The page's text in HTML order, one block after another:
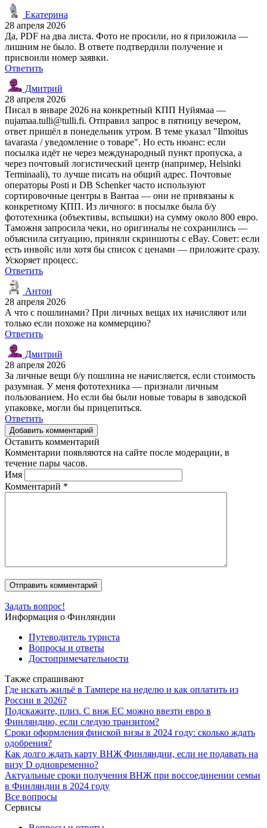
Екатерина
28 апреля 2026
Да, PDF на два листа. Фото не просили, но я приложила —
лишним не было. В ответе подтвердили получение и
присвоили номер заявки.
Ответить
Дмитрий
28 апреля 2026
Писал в январе 2026 на конкретный КПП Нуйямаа —
nujamaa.tulli@tulli.fi. Отправил запрос в пятницу вечером,
ответ пришёл в понедельник утром. В теме указал "Ilmoitus
tavarasta / уведомление о товаре". Но есть нюанс: если
посылка идёт не через международный пункт пропуска, а
через почтовый логистический центр (например, Helsinki
Terminaali), то лучше писать на общий адрес. Почтовые
операторы Posti и DB Schenker часто используют
сортировочные центры в Вантаа — они не привязаны к
конкретному КПП. Из личного: в посылке была б/у
фототехника (объективы, вспышки) на сумму около 800 евро.
Таможня запросила чеки, но оригиналы не сохранились —
объяснила ситуацию, приняли скриншоты с eBay. Совет: если
есть инвойс или хотя бы список с ценами — приложите сразу.
Ускоряет процесс.
Ответить
Антон
28 апреля 2026
А что с пошлинами? При личных вещах их начисляют или
только если похоже на коммерцию?
Ответить
Дмитрий
28 апреля 2026
За личные вещи б/у пошлина не начисляется, если стоимость
разумная. У меня фототехника — признали личным
пользованием. Но если бы были новые товары в заводской
упаковке, могли бы прицепиться.
Ответить
Добавить комментарий
Оставить комментарий
Комментарии появляются на сайте после модерации, в
течение пары часов.
Имя
Комментарий *
Задать вопрос!
Информация о Финляндии
Путеводитель туриста
Вопросы и ответы
Достопримечательности
Также спрашивают
Где искать жильё в Тампере на неделю и как оплатить из
России в 2026?
Подскажите, плиз. С внж ЕС можно ввезти евро в
Финляндию, если следую транзитом?
Сроки оформления финской визы в 2024 году: сколько ждать
одобрения?
Как долго ждать карту ВНЖ Финляндии, если не подавать на
визу D одновременно?
Актуальные сроки получения ВНЖ при воссоединении семьи
в Финляндии в 2024 году
Все вопросы
Сервисы